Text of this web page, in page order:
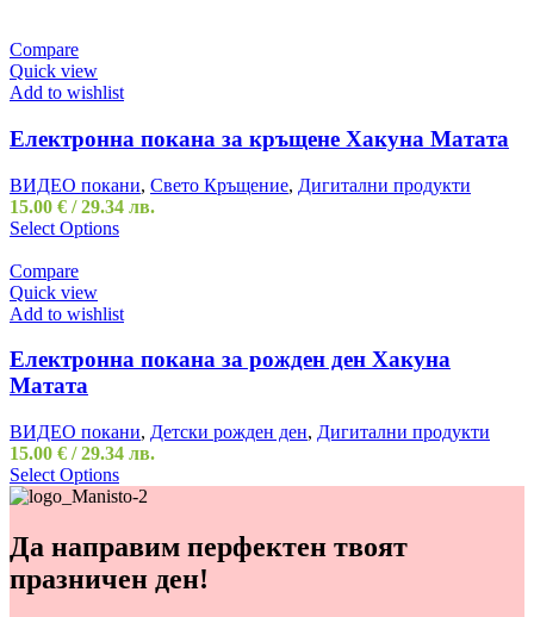
Compare
Quick view
Add to wishlist
Електронна покана за кръщене Хакуна Матата
ВИДЕО покани, Свето Кръщение, Дигитални продукти
15.00 € / 29.34 лв.
Select Options
Compare
Quick view
Add to wishlist
Електронна покана за рожден ден Хакуна
Матата
ВИДЕО покани, Детски рожден ден, Дигитални продукти
15.00 € / 29.34 лв.
Select Options
Да направим перфектен твоят
празничен ден!